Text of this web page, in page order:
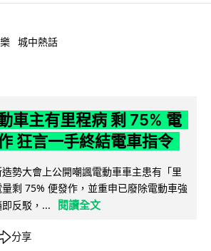
城中熱話
車主有里程病 剩 75% 電
狂言一手終結電車指令
勢大會上公開嘲諷電動車車主患有「里
剩 75% 便發作，並重申已廢除電動車強
反駁，...
閱讀全文
分享